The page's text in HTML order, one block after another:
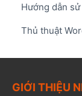
Hướng dẫn
Thủ thuật
GIỚI THIỆU